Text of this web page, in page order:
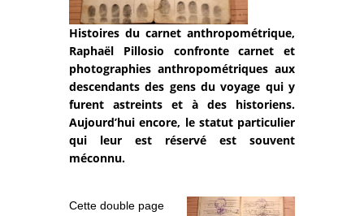
Histoires du carnet anthropométrique,
Raphaël Pillosio confronte carnet et
photographies anthropométriques aux
descendants des gens du voyage qui y
furent astreints et à des historiens.
Aujourd’hui encore, le statut particulier
qui leur est réservé est souvent
méconnu.
Cette double page